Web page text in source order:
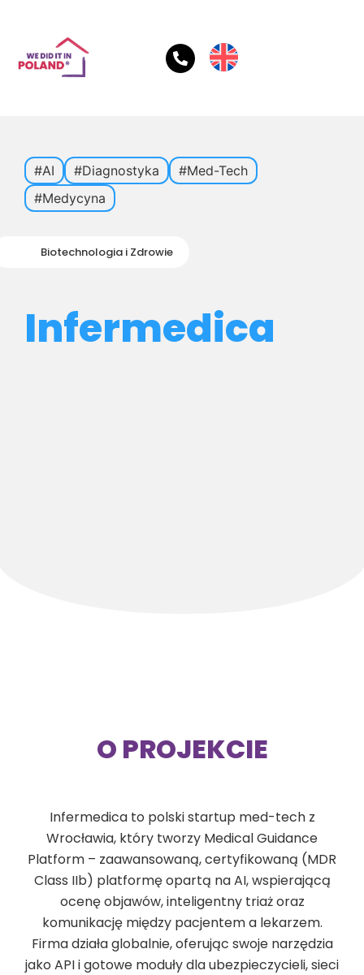
#AI #Diagnostyka
#Med-Tech
#Medycyna
Biotechnologia i Zdrowie
Infermedica
O PROJEKCIE
Infermedica to polski startup med-tech z
Wrocławia, który tworzy Medical Guidance
Platform – zaawansowaną, certyfikowaną (MDR
Class IIb) platformę opartą na AI, wspierającą
ocenę objawów, inteligentny triaż oraz
komunikację między pacjentem a lekarzem.
Firma działa globalnie, oferując swoje narzędzia
jako API i gotowe moduły dla ubezpieczycieli, sieci